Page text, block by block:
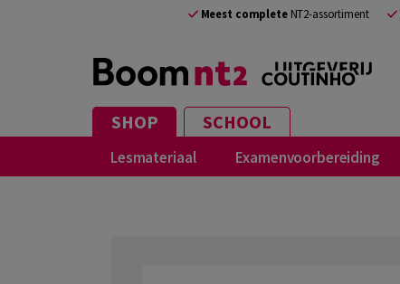
Meest completeNT2-assortiment
SHOP SCHOOL
Lesmateriaal Examenvoorbereiding